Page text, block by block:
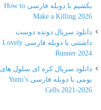
بکشیم با دوبله فارسی How to
Make a Killing 2026
دانلود سریال دونده دوست
داشتنی با دوبله فارسی Lovely
Runner 2024
دانلود سریال کره ای سلول های
یومی با دوبله فارسی Yumi’s
Cells 2021-2026